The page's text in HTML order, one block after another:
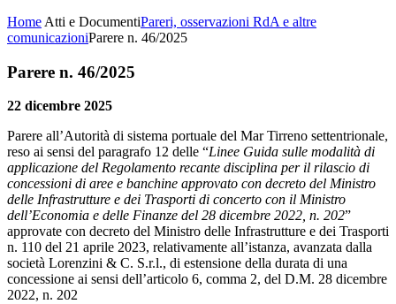
Home Atti e DocumentiPareri, osservazioni RdA e altre
comunicazioniParere n. 46/2025
Parere n. 46/2025
22 dicembre 2025
Parere all’Autorità di sistema portuale del Mar Tirreno settentrionale,
reso ai sensi del paragrafo 12 delle “Linee Guida sulle modalità di
applicazione del Regolamento recante disciplina per il rilascio di
concessioni di aree e banchine approvato con decreto del Ministro
delle Infrastrutture e dei Trasporti di concerto con il Ministro
dell’Economia e delle Finanze del 28 dicembre 2022, n. 202”
approvate con decreto del Ministro delle Infrastrutture e dei Trasporti
n. 110 del 21 aprile 2023, relativamente all’istanza, avanzata dalla
società Lorenzini & C. S.r.l., di estensione della durata di una
concessione ai sensi dell’articolo 6, comma 2, del D.M. 28 dicembre
2022, n. 202